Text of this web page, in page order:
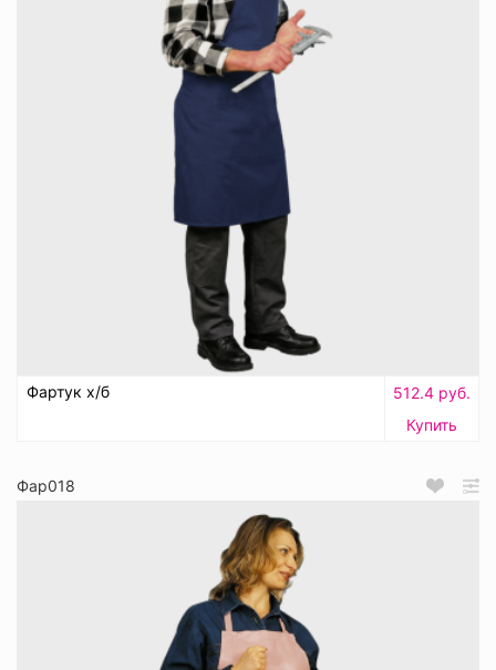
Фартук х/б
512.4 руб.
Купить
Фар018